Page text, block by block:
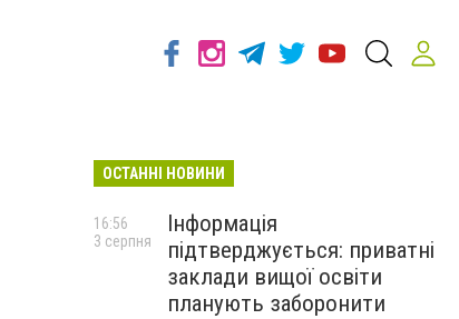
ОСТАННІ НОВИНИ
Інформація
підтверджується: приватні
заклади вищої освіти
планують заборонити
16:56
3 серпня